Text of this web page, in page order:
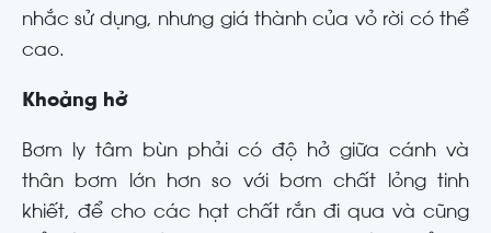
nhắc sử dụng, nhưng giá thành của vỏ rời có thể
cao.
Khoảng hở
Bơm ly tâm bùn phải có độ hở giữa cánh và
thân bơm lớn hơn so với bơm chất lỏng tinh
khiết, để cho các hạt chất rắn đi qua và cũng